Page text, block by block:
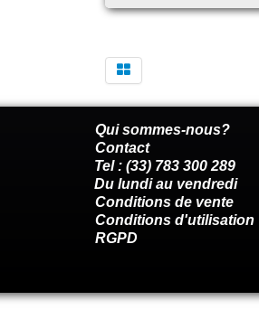
Qui sommes-nous?
Contact
Tel : (33) 783 300 289
Du lundi au vendredi
Conditions de vente
Conditions d'utilisation
RGPD